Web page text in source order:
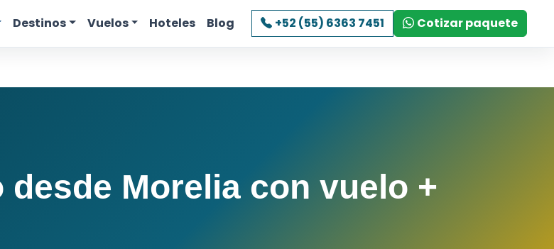
Destinos Vuelos Hoteles Blog +52 (55) 6363 7451 Cotizar paquete
desde Morelia con vuelo +